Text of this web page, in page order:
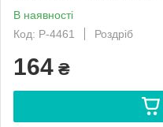
В наявності
Код: P-4461
Роздріб
164 ₴